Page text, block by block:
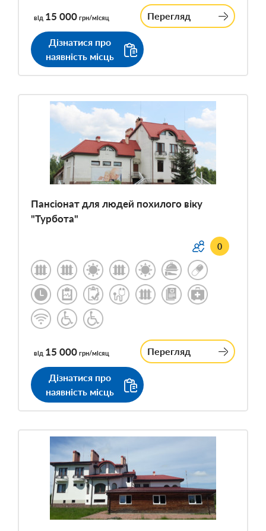
від 15 000 грн/місяц Перегляд
Дізнатися про
наявність місць
Пансіонат для людей похилого віку
"Турбота"
0
від 15 000 грн/місяц Перегляд
Дізнатися про
наявність місць